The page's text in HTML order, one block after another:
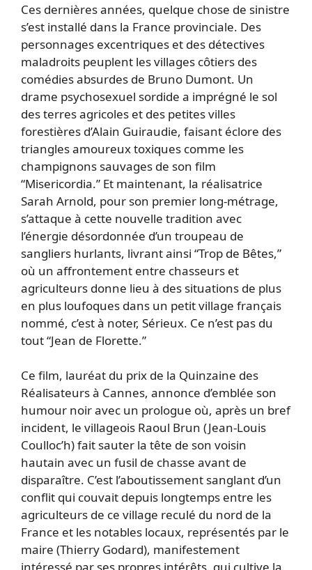
Ces dernières années, quelque chose de sinistre
s’est installé dans la France provinciale. Des
personnages excentriques et des détectives
maladroits peuplent les villages côtiers des
comédies absurdes de Bruno Dumont. Un
drame psychosexuel sordide a imprégné le sol
des terres agricoles et des petites villes
forestières d’Alain Guiraudie, faisant éclore des
triangles amoureux toxiques comme les
champignons sauvages de son film
“Misericordia.” Et maintenant, la réalisatrice
Sarah Arnold, pour son premier long-métrage,
s’attaque à cette nouvelle tradition avec
l’énergie désordonnée d’un troupeau de
sangliers hurlants, livrant ainsi “Trop de Bêtes,”
où un affrontement entre chasseurs et
agriculteurs donne lieu à des situations de plus
en plus loufoques dans un petit village français
nommé, c’est à noter, Sérieux. Ce n’est pas du
tout “Jean de Florette.”
Ce film, lauréat du prix de la Quinzaine des
Réalisateurs à Cannes, annonce d’emblée son
humour noir avec un prologue où, après un bref
incident, le villageois Raoul Brun (Jean-Louis
Coulloc’h) fait sauter la tête de son voisin
hautain avec un fusil de chasse avant de
disparaître. C’est l’aboutissement sanglant d’un
conflit qui couvait depuis longtemps entre les
agriculteurs de ce village reculé du nord de la
France et les notables locaux, représentés par le
maire (Thierry Godard), manifestement